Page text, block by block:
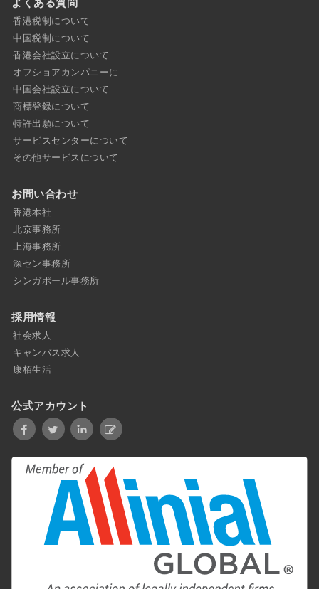
香港税制について
中国税制について
香港会社設立について
オフショアカンパニーに
中国会社設立について
商標登録について
特許出願について
サービスセンターについて
その他サービスについて
お問い合わせ
香港本社
北京事務所
上海事務所
深セン事務所
シンガポール事務所
採用情報
社会求人
キャンバス求人
康栢生活
公式アカウント